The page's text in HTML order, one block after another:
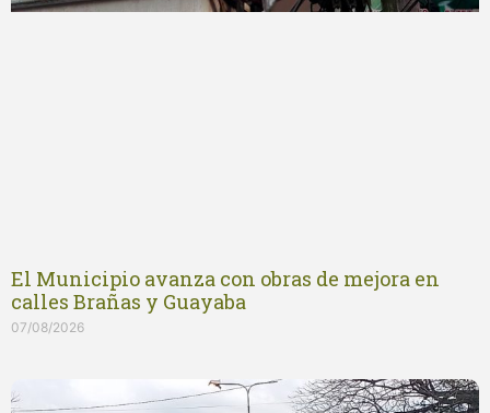
El Municipio avanza con obras de mejora en
calles Brañas y Guayaba
07/08/2026